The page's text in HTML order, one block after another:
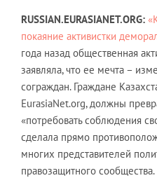
RUSSIAN.EURASIANET.ORG:
покаяние активистки
года назад общественная
заявляла, что ее мечта –
сограждан. Граждане
EurasiaNet.org, должны
«потребовать соблюдения
сделала прямо
многих представителей
правозащитного сообщества.